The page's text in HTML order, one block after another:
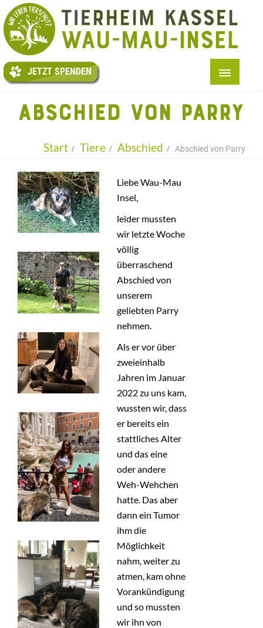
JETZT
SPENDEN
JETZT SPENDEN
ÜBER UNS +
TAFEL
KITI
INFOS
KONTAKT
SHOP
BMT
ABSCHIED VON PARRY
Start Tiere Abschied Abschied von Parry
Liebe Wau-Mau
Insel,
leider mussten
wir letzte Woche
völlig
überraschend
Abschied von
unserem
geliebten Parry
nehmen.
Als er vor über
zweieinhalb
Jahren im Januar
2022 zu uns kam,
wussten wir, dass
er bereits ein
stattliches Alter
und das eine
oder andere
Weh-Wehchen
hatte. Das aber
dann ein Tumor
ihm die
Möglichkeit
nahm, weiter zu
atmen, kam ohne
Vorankündigung
und so mussten
wir ihn von